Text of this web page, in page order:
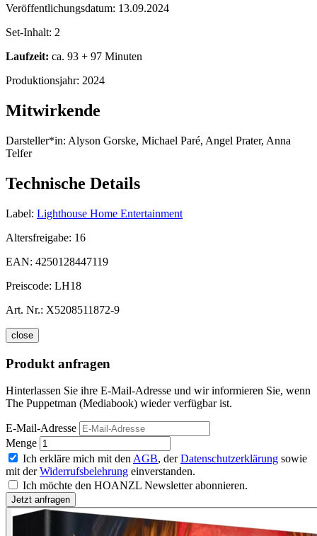
Veröffentlichungsdatum: 13.09.2024
Set-Inhalt: 2
Laufzeit: ca. 93 + 97 Minuten
Produktionsjahr: 2024
Mitwirkende
Darsteller*in: Alyson Gorske, Michael Paré, Angel Prater, Anna
Telfer
Technische Details
Label: Lighthouse Home Entertainment
Altersfreigabe: 16
EAN: 4250128447119
Preiscode: LH18
Art. Nr.: X5208511872-9
close
Produkt anfragen
Hinterlassen Sie ihre E-Mail-Adresse und wir informieren Sie, wenn
The Puppetman (Mediabook) wieder verfügbar ist.
E-Mail-Adresse
Menge
Ich erkläre mich mit den AGB, derDatenschutzerklärung sowie
mit derWiderrufsbelehrung einverstanden.
Ich möchte den HOANZL Newsletter abonnieren.